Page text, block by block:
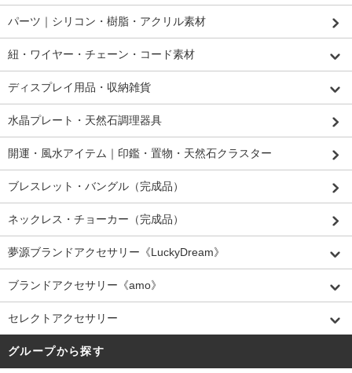
パーツ｜シリコン・樹脂・アクリル素材
紐・ワイヤー・チェーン・コード素材
ディスプレイ用品・収納雑貨
水晶プレート・天然石調理器具
開運・風水アイテム｜印鑑・置物・天然石クラスター
ブレスレット・バングル（完成品）
ネックレス・チョーカー（完成品）
夢源ブランドアクセサリー《LuckyDream》
ブランドアクセサリー《amo》
セレクトアクセサリー
グループから探す